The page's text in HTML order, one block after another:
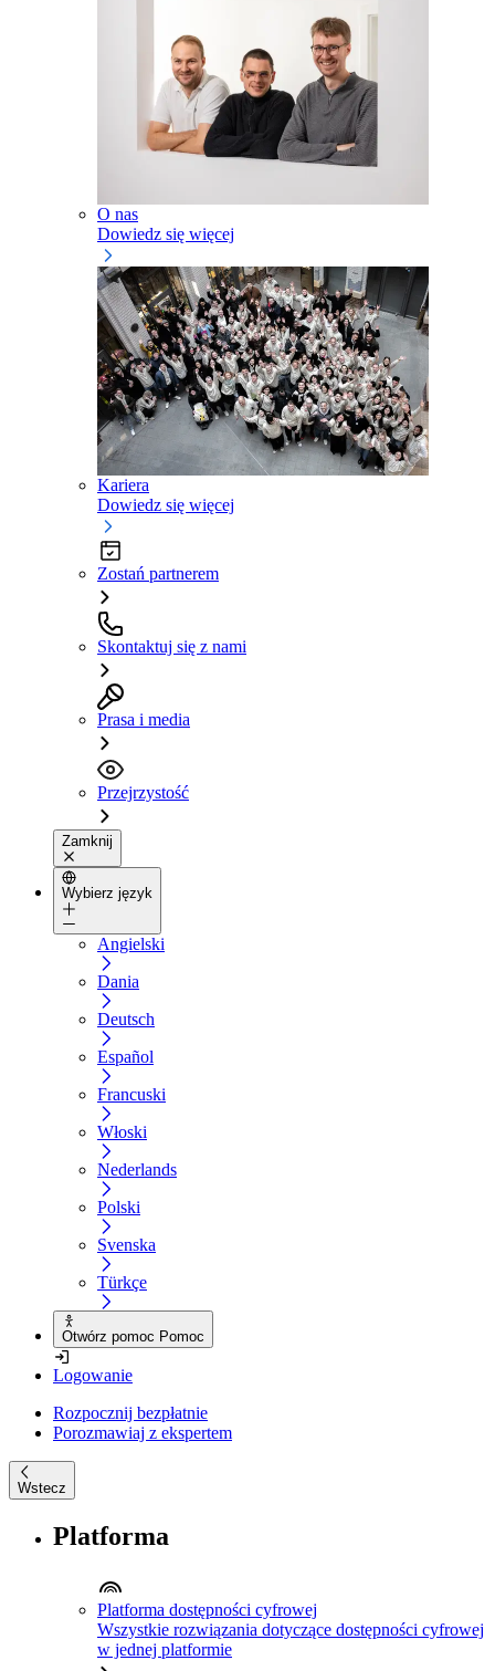
O nas
Dowiedz się więcej
Kariera
Dowiedz się więcej
Zostań partnerem
Skontaktuj się z nami
Prasa i media
Przejrzystość
Zamknij
Wybierz język
Angielski
Dania
Deutsch
Español
Francuski
Włoski
Nederlands
Polski
Svenska
Türkçe
Otwórz pomoc Pomoc
Logowanie
Rozpocznij bezpłatnie
Porozmawiaj z ekspertem
Wstecz
Platforma
Platforma dostępności cyfrowej
Wszystkie rozwiązania dotyczące dostępności cyfrowej
w jednej platformie